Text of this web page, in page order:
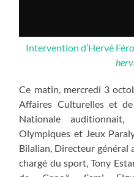
Intervention d’Hervé
Ce matin, mercredi 3
Affaires Culturelles et de
Nationale
Olympiques et Jeux
Bilalian, Directeur général
chargé du sport, Tony